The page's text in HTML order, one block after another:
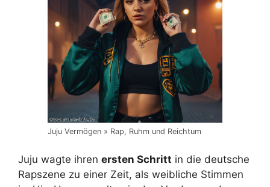
Juju Vermögen » Rap, Ruhm und Reichtum
Juju wagte ihren ersten Schritt in die deutsche
Rapszene zu einer Zeit, als weibliche Stimmen